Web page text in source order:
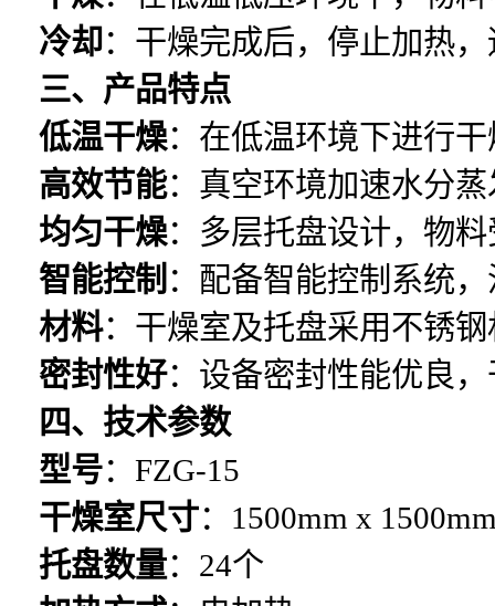
冷却：干燥完成后，停止加热
三、产品特点
低温干燥：在低温环境下进行
高效节能：真空环境加速水分
均匀干燥：多层托盘设计，物
智能控制 ：配备智能控制系统
材料：干燥室及托盘采用不锈
密封性好：设备密封性能优良
四、技术参数
型号：FZG-15
干燥室尺寸：1500mm x
托盘数量：24个